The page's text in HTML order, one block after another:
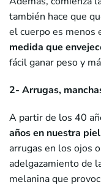
también hace que
el cuerpo es menos
medida que
fácil ganar peso y
2- Arrugas,
A partir de los 40
años en nuestra piel
arrugas en los ojos
adelgazamiento de
melanina que